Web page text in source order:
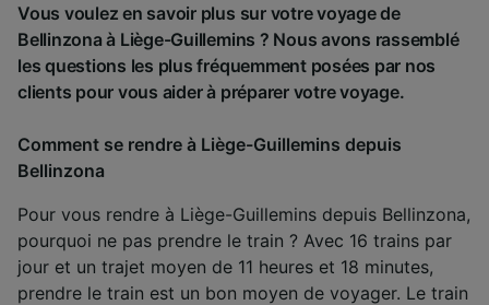
Vous voulez en savoir plus sur votre voyage de
Bellinzona à Liège-Guillemins ? Nous avons rassemblé
les questions les plus fréquemment posées par nos
clients pour vous aider à préparer votre voyage.
Comment se rendre à Liège-Guillemins depuis
Bellinzona
Pour vous rendre à Liège-Guillemins depuis Bellinzona,
pourquoi ne pas prendre le train ? Avec 16 trains par
jour et un trajet moyen de 11 heures et 18 minutes,
prendre le train est un bon moyen de voyager. Le train